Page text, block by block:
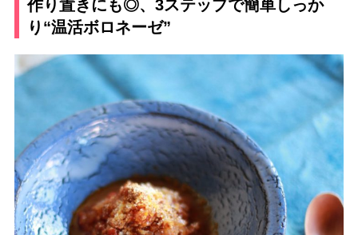
作り置きにも◎、3ステップで簡単しっか
り“温活ボロネーゼ”